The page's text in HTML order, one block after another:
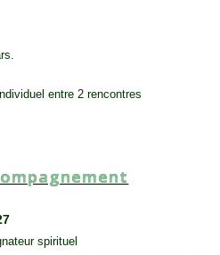
entre 2 rencontres
spirituel